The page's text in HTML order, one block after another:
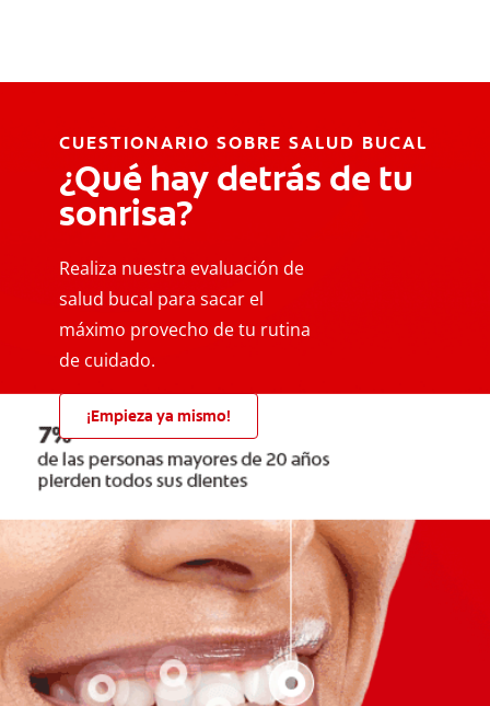
CUESTIONARIO SOBRE SALUD BUCAL
¿Qué hay detrás de tu
sonrisa?
Realiza nuestra evaluación de
salud bucal para sacar el
máximo provecho de tu rutina
de cuidado.
¡Empieza ya mismo!